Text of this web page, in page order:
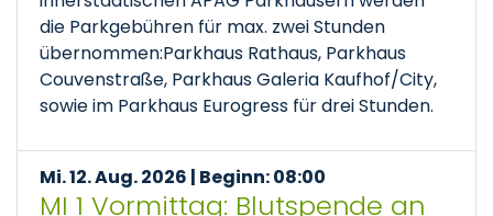
die Parkgebühren für max. zwei Stunden
übernommen:Parkhaus Rathaus, Parkhaus
Couvenstraße, Parkhaus Galeria Kaufhof/City,
sowie im Parkhaus Eurogress für drei Stunden.
Mi. 12. Aug. 2026 | Beginn: 08:00
MI 1 Vormittag: Blutspende an